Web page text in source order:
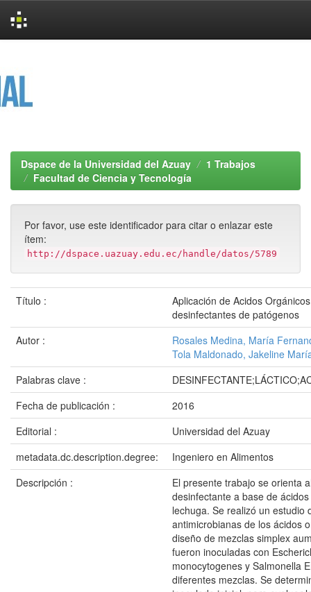
Dspace de la Universidad del Azuay
1 Trabajos
Facultad de Ciencia y Tecnología
Por favor, use este identificador para citar o enlazar este
ítem:
http://dspace.uazuay.edu.ec/handle/datos/5789
Título :
Aplicación de Acidos
desinfectantes de patógenos
Autor :
Rosales Medina, María
Tola Maldonado, Jakeline
Palabras clave :
Fecha de publicación :
2016
Editorial :
Universidad del Azuay
metadata.dc.description.degree:
Ingeniero en Alimentos
Descripción :
El presente trabajo se orienta
desinfectante a base de
lechuga. Se realizó un estudio
antimicrobianas de los ácidos
diseño de mezclas simplex
fueron inoculadas con
monocytogenes y Salmonella
diferentes mezclas. Se